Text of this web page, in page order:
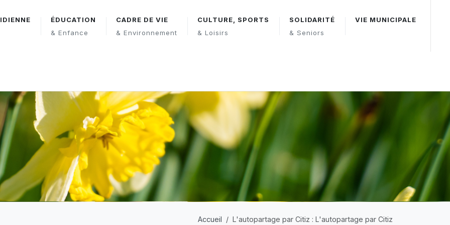
ÉDUCATION
& Enfance
CADRE DE VIE
& Environnement
CULTURE, SPORTS
& Loisirs
SOLIDARITÉ
& Seniors
VIE MUNICIPALE
Accueil L'autopartage par Citiz : L'autopartage par Citiz